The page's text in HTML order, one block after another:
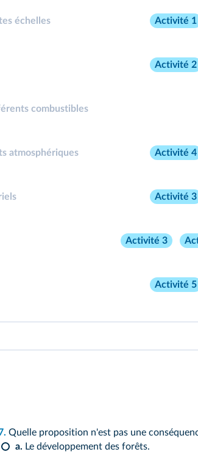
échelles Activité 1
Activité 2
combustibles
atmosphériques Activité 4
Activité 3
Activité 3
Activité 5
Quelle proposition n'est pas une
a. Le développement des forêts.